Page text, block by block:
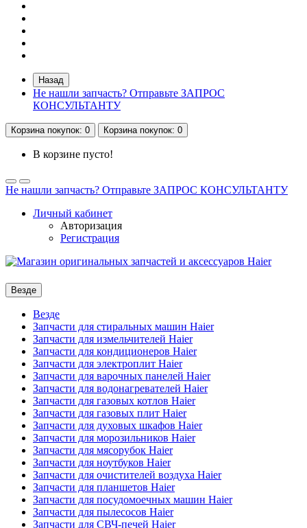
Назад
Не нашли запчасть? Отправьте ЗАПРОС
КОНСУЛЬТАНТУ
Корзинапокупок: 0 Корзинапокупок: 0
В корзине пусто!
Не нашли запчасть? Отправьте ЗАПРОС КОНСУЛЬТАНТУ
Личный кабинет
Авторизация
Регистрация
Везде
Везде
Запчасти для стиральных машин Haier
Запчасти для измельчителей Haier
Запчасти для кондиционеров Haier
Запчасти для электроплит Haier
Запчасти для варочных панелей Haier
Запчасти для водонагревателей Haier
Запчасти для газовых котлов Haier
Запчасти для газовых плит Haier
Запчасти для духовых шкафов Haier
Запчасти для морозильников Haier
Запчасти для мясорубок Haier
Запчасти для ноутбуков Haier
Запчасти для очистителей воздуха Haier
Запчасти для планшетов Haier
Запчасти для посудомоечных машин Haier
Запчасти для пылесосов Haier
Запчасти для СВЧ-печей Haier